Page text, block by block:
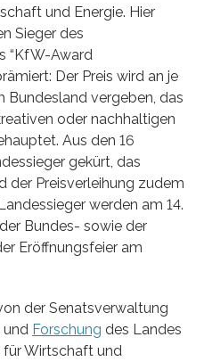
und Energie. Hier
Sieger des
“KfW-Award
Der Preis wird an je
Bundesland vergeben, das
oder nachhaltigen
Aus den 16
gekürt, das
der Preisverleihung zudem
werden am 14.
Bundes- sowie der
Eröffnungsfeier am
der Senatsverwaltung
Forschung des Landes
für Wirtschaft und